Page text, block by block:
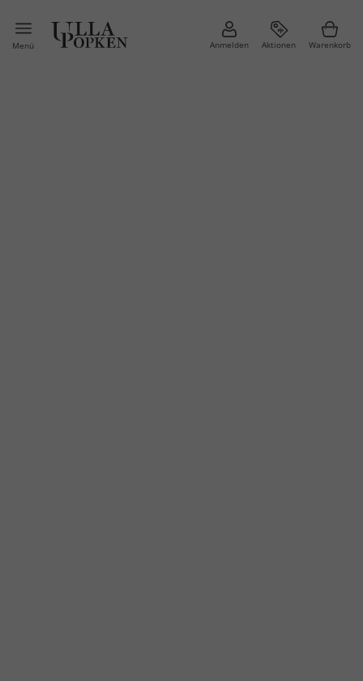
Menü Anmelden Aktionen Warenkorb